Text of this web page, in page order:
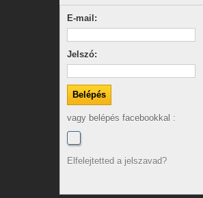
E-mail:
Jelszó:
vagy belépés facebookkal :
Elfelejtetted a jelszavad?